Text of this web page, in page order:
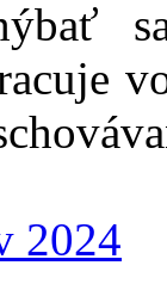
2024